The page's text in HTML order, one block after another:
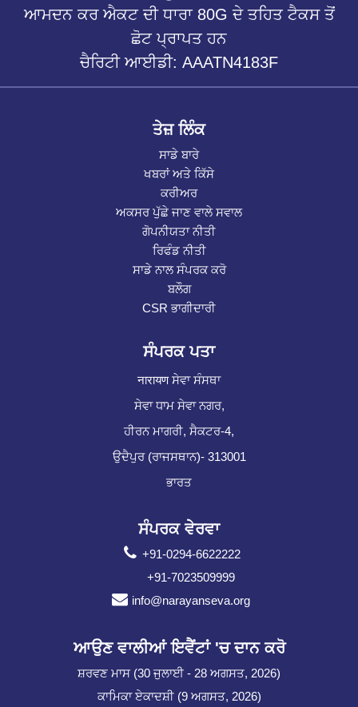
ਆਮਦਨ ਕਰ ਐਕਟ ਦੀ ਧਾਰਾ 80G ਦੇ ਤਹਿਤ ਟੈਕਸ ਤੋਂ
ਛੋਟ ਪ੍ਰਾਪਤ ਹਨ
ਚੈਰਿਟੀ ਆਈਡੀ: AAATN4183F
ਤੇਜ਼ ਲਿੰਕ
ਸਾਡੇ ਬਾਰੇ
ਖਬਰਾਂ ਅਤੇ ਕਿੱਸੇ
ਕਰੀਅਰ
ਅਕਸਰ ਪੁੱਛੇ ਜਾਣ ਵਾਲੇ ਸਵਾਲ
ਗੋਪਨੀਯਤਾ ਨੀਤੀ
ਰਿਫੰਡ ਨੀਤੀ
ਸਾਡੇ ਨਾਲ ਸੰਪਰਕ ਕਰੋ
ਬਲੌਗ
CSR ਭਾਗੀਦਾਰੀ
ਸੰਪਰਕ ਪਤਾ
नारायण ਸੇਵਾ ਸੰਸਥਾ
ਸੇਵਾ ਧਾਮ ਸੇਵਾ ਨਗਰ,
ਹੀਰਨ ਮਾਗਰੀ, ਸੈਕਟਰ-4,
ਉਦੈਪੁਰ (ਰਾਜਸਥਾਨ)- 313001
ਭਾਰਤ
ਸੰਪਰਕ ਵੇਰਵਾ
+91-0294-6622222
+91-7023509999
info@narayanseva.org
ਆਉਣ ਵਾਲੀਆਂ ਇਵੈਂਟਾਂ 'ਚ ਦਾਨ ਕਰੋ
ਸ਼ਰਵਣ ਮਾਸ (30 ਜੁਲਾਈ - 28 ਅਗਸਤ, 2026)
ਕਾਮਿਕਾ ਏਕਾਦਸ਼ੀ (9 ਅਗਸਤ, 2026)